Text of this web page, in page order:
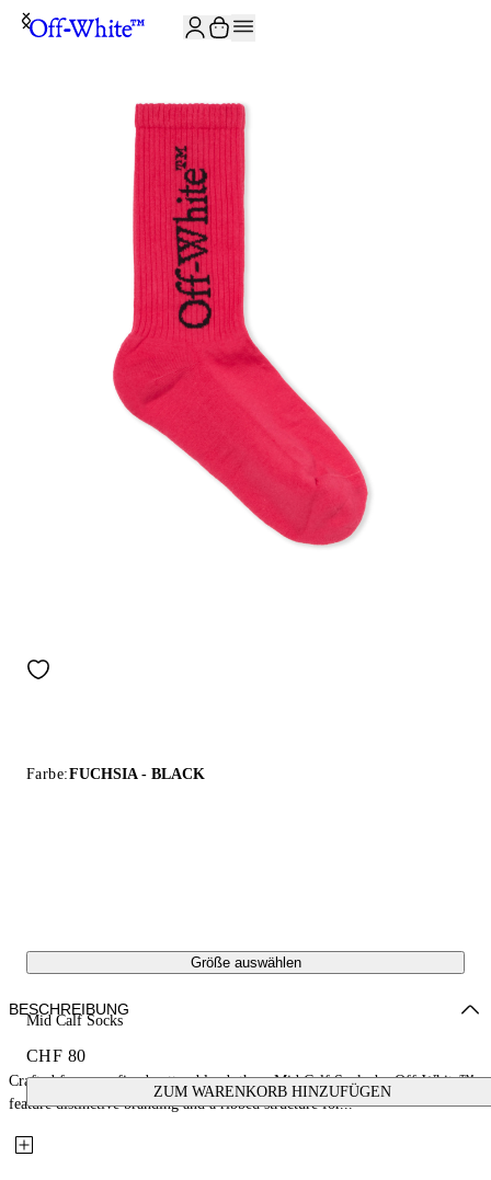
Farbe:FUCHSIA - BLACK
Größe auswählen
Mid Calf Socks
CHF 80
ZUM WARENKORB HINZUFÜGEN
BESCHREIBUNG
Crafted from a refined cotton blend, these Mid Calf Socks by Off-White™
feature distinctive branding and a ribbed structure for...